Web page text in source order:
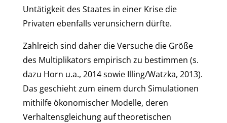
Untätigkeit des Staates in einer Krise die
Privaten ebenfalls verunsichern dürfte.
Zahlreich sind daher die Versuche die Größe
des Multiplikators empirisch zu bestimmen (s.
dazu Horn u.a., 2014 sowie Illing/Watzka, 2013).
Das geschieht zum einem durch Simulationen
mithilfe ökonomischer Modelle, deren
Verhaltensgleichung auf theoretischen